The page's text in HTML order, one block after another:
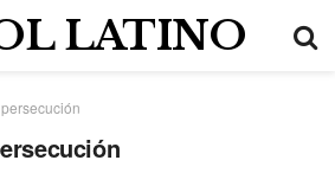
LATINO